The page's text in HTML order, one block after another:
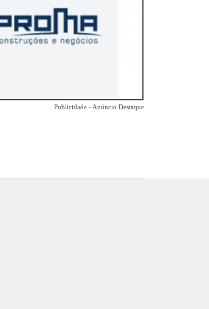
Publicidade - Anúncio Destaque